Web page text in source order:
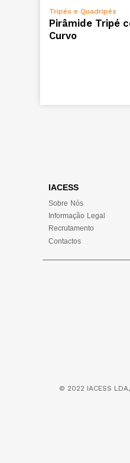
Tripés e Quadripés
Pirâmide Tripé
Curvo
IACESS
Sobre Nós
Informação Legal
Recrutamento
Contactos
© 2022 IACESS